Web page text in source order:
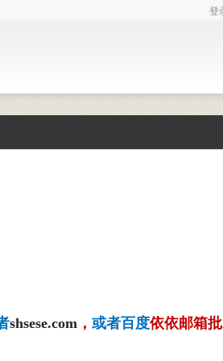
登
shsese.com ， 或者百度依依邮箱